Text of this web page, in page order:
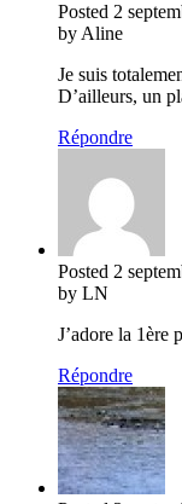
Posted 2
by Aline
Je suis
D’ailleurs, un
Répondre
Posted 2
by LN
J’adore la 1ère
Répondre